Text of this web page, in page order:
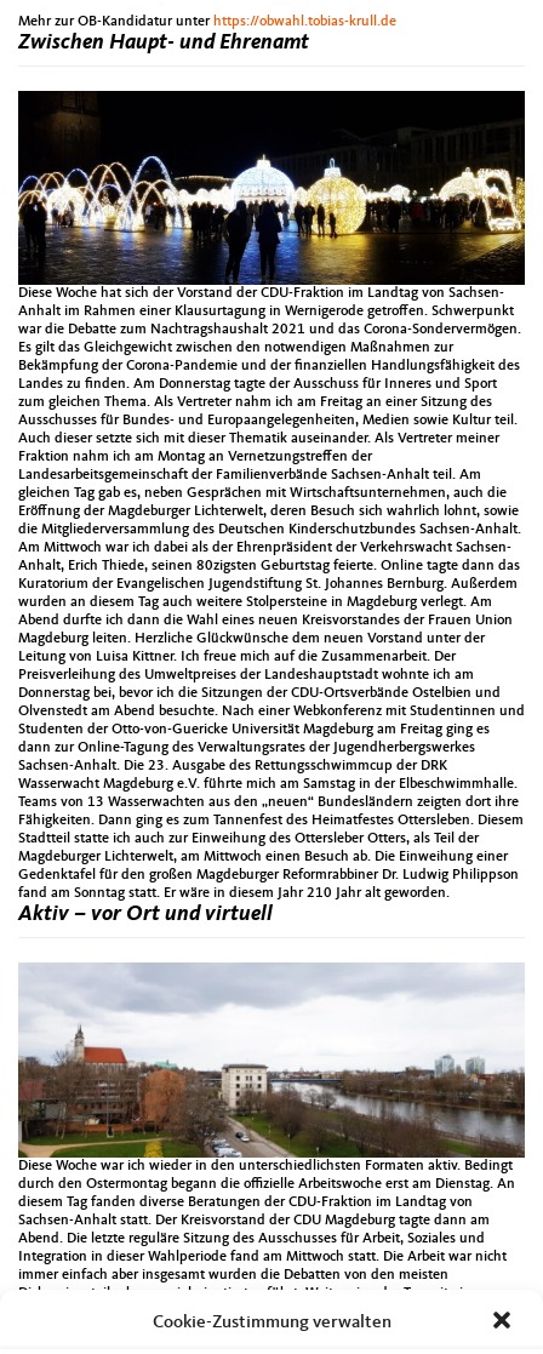
Cookie-Zustimmung verwalten
Mehr zur OB-Kandidatur unter https://obwahl.tobias-krull.de
Zwischen Haupt- und Ehrenamt
Diese Woche hat sich der Vorstand der CDU-Fraktion im Landtag von Sachsen-
Anhalt im Rahmen einer Klausurtagung in Wernigerode getroffen. Schwerpunkt
war die Debatte zum Nachtragshaushalt 2021 und das Corona-Sondervermögen.
Es gilt das Gleichgewicht zwischen den notwendigen Maßnahmen zur
Bekämpfung der Corona-Pandemie und der finanziellen Handlungsfähigkeit des
Landes zu finden. Am Donnerstag tagte der Ausschuss für Inneres und Sport
zum gleichen Thema. Als Vertreter nahm ich am Freitag an einer Sitzung des
Ausschusses für Bundes- und Europaangelegenheiten, Medien sowie Kultur teil.
Auch dieser setzte sich mit dieser Thematik auseinander. Als Vertreter meiner
Fraktion nahm ich am Montag an Vernetzungstreffen der
Landesarbeitsgemeinschaft der Familienverbände Sachsen-Anhalt teil. Am
gleichen Tag gab es, neben Gesprächen mit Wirtschaftsunternehmen, auch die
Eröffnung der Magdeburger Lichterwelt, deren Besuch sich wahrlich lohnt, sowie
die Mitgliederversammlung des Deutschen Kinderschutzbundes Sachsen-Anhalt.
Am Mittwoch war ich dabei als der Ehrenpräsident der Verkehrswacht Sachsen-
Anhalt, Erich Thiede, seinen 80zigsten Geburtstag feierte. Online tagte dann das
Kuratorium der Evangelischen Jugendstiftung St. Johannes Bernburg. Außerdem
wurden an diesem Tag auch weitere Stolpersteine in Magdeburg verlegt. Am
Abend durfte ich dann die Wahl eines neuen Kreisvorstandes der Frauen Union
Magdeburg leiten. Herzliche Glückwünsche dem neuen Vorstand unter der
Leitung von Luisa Kittner. Ich freue mich auf die Zusammenarbeit. Der
Preisverleihung des Umweltpreises der Landeshauptstadt wohnte ich am
Donnerstag bei, bevor ich die Sitzungen der CDU-Ortsverbände Ostelbien und
Olvenstedt am Abend besuchte. Nach einer Webkonferenz mit Studentinnen und
Studenten der Otto-von-Guericke Universität Magdeburg am Freitag ging es
dann zur Online-Tagung des Verwaltungsrates der Jugendherbergswerkes
Sachsen-Anhalt. Die 23. Ausgabe des Rettungsschwimmcup der DRK
Wasserwacht Magdeburg e.V. führte mich am Samstag in der Elbeschwimmhalle.
Teams von 13 Wasserwachten aus den „neuen“ Bundesländern zeigten dort ihre
Fähigkeiten. Dann ging es zum Tannenfest des Heimatfestes Ottersleben. Diesem
Stadtteil statte ich auch zur Einweihung des Ottersleber Otters, als Teil der
Magdeburger Lichterwelt, am Mittwoch einen Besuch ab. Die Einweihung einer
Gedenktafel für den großen Magdeburger Reformrabbiner Dr. Ludwig Philippson
fand am Sonntag statt. Er wäre in diesem Jahr 210 Jahr alt geworden.
Aktiv – vor Ort und virtuell
Diese Woche war ich wieder in den unterschiedlichsten Formaten aktiv. Bedingt
durch den Ostermontag begann die offizielle Arbeitswoche erst am Dienstag. An
diesem Tag fanden diverse Beratungen der CDU-Fraktion im Landtag von
Sachsen-Anhalt statt. Der Kreisvorstand der CDU Magdeburg tagte dann am
Abend. Die letzte reguläre Sitzung des Ausschusses für Arbeit, Soziales und
Integration in dieser Wahlperiode fand am Mittwoch statt. Die Arbeit war nicht
immer einfach aber insgesamt wurden die Debatten von den meisten
Diskussionsteilnehmern zielorientiert geführt. Weiter ging der Tag mit einem
Fachgespräch mit der Landesarbeitsgemeinschaft der Familienverbände. Zum
Tagesabschluss tagte der CDU-Ortsverband Ostelbien im Rahmen einer